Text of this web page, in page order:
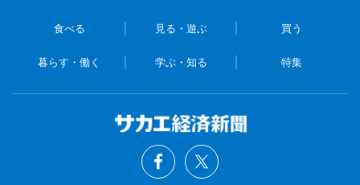
食べる 見る・遊ぶ 買う
暮らす・働く 学ぶ・知る 特集